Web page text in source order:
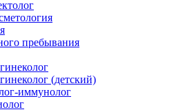
пребывания
(детский)
иммунолог